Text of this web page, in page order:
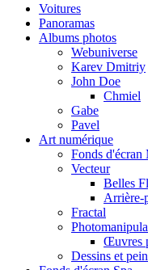
Voitures
Panoramas
Albums photos
Webuniverse
Karev Dmitriy
John Doe
Chmiel
Gabe
Pavel
Art numérique
Fonds
Vecteur
Belles
Arrière-
Fractal
Œuvres
Dessins et